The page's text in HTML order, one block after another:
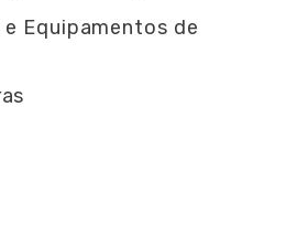
Equipamentos de